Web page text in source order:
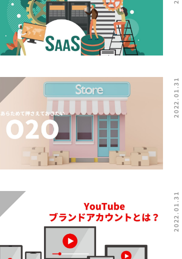
2022.01.31
2022.01.31